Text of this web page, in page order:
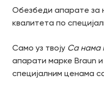
Обезбеди апарате за
квалитета по
Само уз твоју Са нама
апарати марке Braun
специјалним ценама